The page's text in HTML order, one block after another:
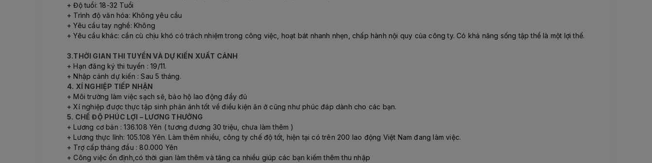
+ Độ tuổi: 18-32 Tuổi
+ Trình độ văn hóa: Không yêu cầu
+ Yêu cầu tay nghề: Không
+ Yêu cầu khác: cần cù chịu khó có trách nhiệm trong công việc, hoạt bát nhanh nhẹn, chấp hành nội quy của công ty. Có khả năng sống tập thể là một lợi thế.
3.THỜI GIAN THI TUYỂN VÀ DỰ KIẾN XUẤT CẢNH
+ Hạn đăng ký thi tuyển : 19/11.
+ Nhập cảnh dự kiến : Sau 5 tháng.
4. XÍ NGHIỆP TIẾP NHẬN
+ Môi trường làm việc sạch sẽ, bảo hộ lao động đầy đủ
+ Xí nghiệp được thực tập sinh phản ánh tốt về điều kiện ăn ở cũng như phúc đáp dành cho các bạn.
5. CHẾ ĐỘ PHÚC LỢI – LƯƠNG THƯỞNG
+ Lương cơ bản : 136.108 Yên ( tương đương 30 triệu, chưa làm thêm )
+ Lương thực lĩnh: 105.108 Yên. Làm thêm nhiều, công ty chế độ tốt, hiện tại có trên 200 lao động Việt Nam đang làm việc.
+ Trợ cấp tháng đầu : 80.000 Yên
+ Công việc ổn định,có thời gian làm thêm và tăng ca nhiều giúp các bạn kiếm thêm thu nhập